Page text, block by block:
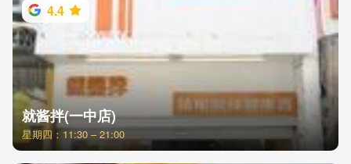
4.4
就酱拌(一中店)
星期四：11:30 – 21:00